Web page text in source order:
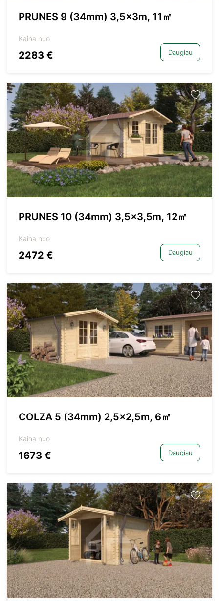
PRUNES 9 (34mm) 3,5x3m, 11㎡
Kaina nuo
2283 € Daugiau
PRUNES 10 (34mm) 3,5×3,5m, 12㎡
Kaina nuo
2472 € Daugiau
COLZA 5 (34mm) 2,5×2,5m, 6㎡
Kaina nuo
1673 € Daugiau